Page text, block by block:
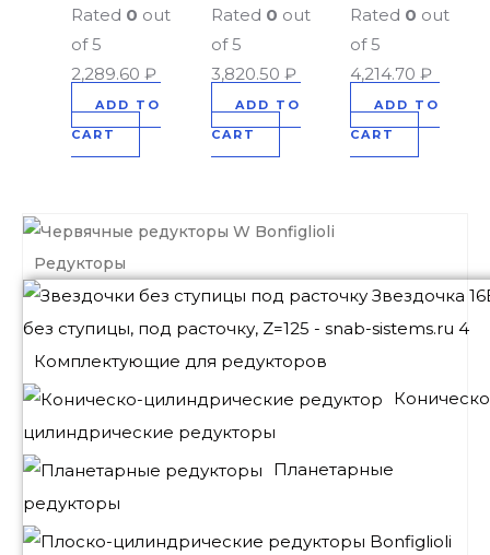
Редукторы
Комплектующие для редукторов
цилиндрические редукторы
Планетарные
редукторы
Rated 0 out
of 5
2,289.60 ₽
ADD TO
CART
Rated 0 out
of 5
3,820.50 ₽
ADD TO
CART
Rated 0 out
of 5
4,214.70₽
ADD TO
CART